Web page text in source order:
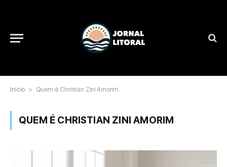
Início » Quem é Christian Zini Amorim
QUEM É CHRISTIAN ZINI AMORIM